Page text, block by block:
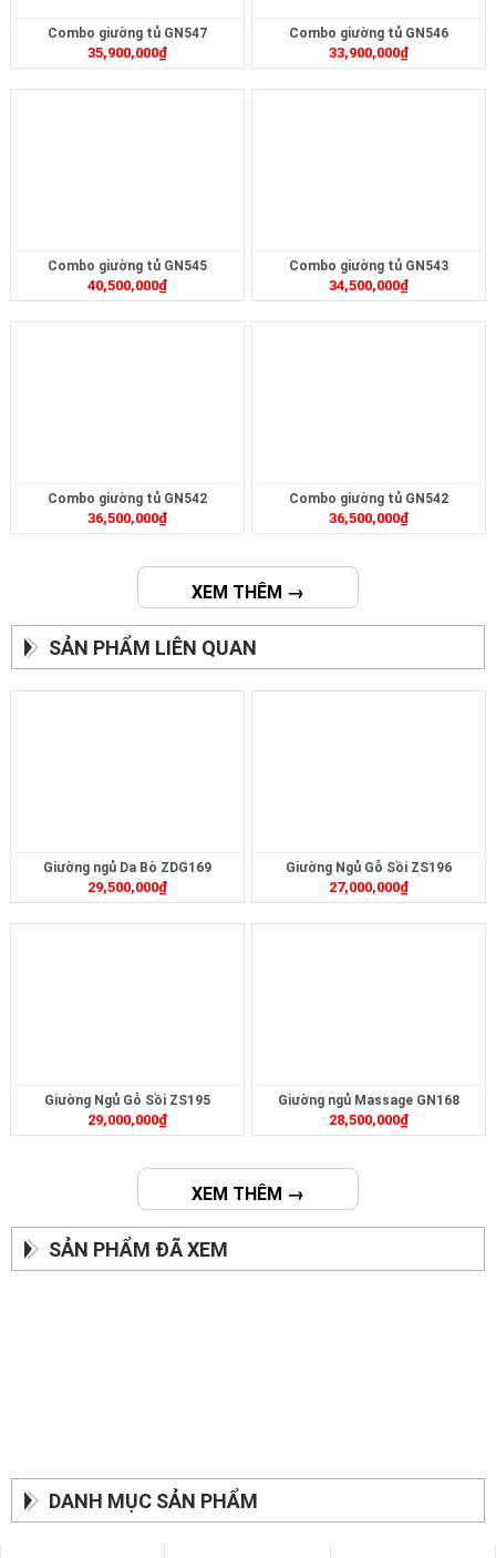
Combo giường tủ GN547
35,900,000₫
Combo giường tủ GN546
33,900,000₫
Combo giường tủ GN545
40,500,000₫
Combo giường tủ GN543
34,500,000₫
Combo giường tủ GN542
36,500,000₫
Combo giường tủ GN542
36,500,000₫
XEM THÊM →
SẢN PHẨM LIÊN QUAN
Giường ngủ Da Bò ZDG169
29,500,000₫
Giường Ngủ Gỗ Sồi ZS196
27,000,000₫
Giường Ngủ Gỗ Sồi ZS195
29,000,000₫
Giường ngủ Massage GN168
28,500,000₫
XEM THÊM →
SẢN PHẨM ĐÃ XEM
DANH MỤC SẢN PHẨM